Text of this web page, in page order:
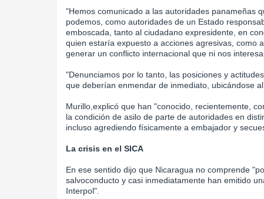
"Hemos comunicado a las autoridades panameñas
podemos, como autoridades de un Estado
emboscada, tanto al ciudadano expresidente, en
quien estaría expuesto a acciones agresivas, como
generar un conflicto internacional que ni nos
"Denunciamos por lo tanto, las posiciones y
que deberían enmendar de inmediato, ubicándose
Murillo,explicó que han "conocido, recientemente,
la condición de asilo de parte de autoridades en
incluso agrediendo físicamente a embajador y
La crisis en el SICA
En ese sentido dijo que Nicaragua no comprende
salvoconducto y casi inmediatamente han emitido
Interpol".